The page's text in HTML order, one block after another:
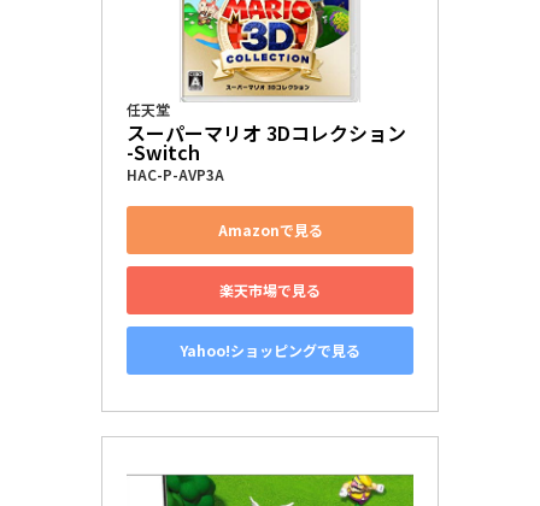
任天堂
スーパーマリオ 3Dコレクション
-Switch
HAC-P-AVP3A
Amazonで見る
楽天市場で見る
Yahoo!ショッピングで見る